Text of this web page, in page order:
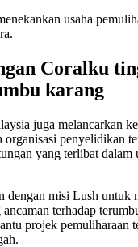
usaha
Coralku
karang
juga melancarkan
organisasi penyelidikan
yang terlibat dalam
dengan misi Lush untuk
ancaman terhadap
projek pemuliharaan